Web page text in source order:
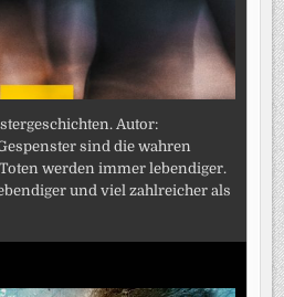
Autor:
sind die wahren
werden immer lebendiger.
und viel zahlreicher als